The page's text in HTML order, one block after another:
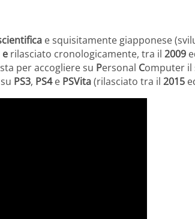
e squisitamente giapponese
e rilasciato cronologicamente, tra il 2009
per accogliere su Personal Computer il
PS3, PS4e PSVita(rilasciato tra il 2015